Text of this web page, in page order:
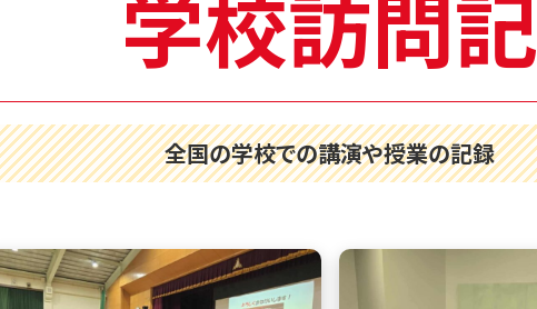
学校訪問記
全国の学校での講演や授業の記録